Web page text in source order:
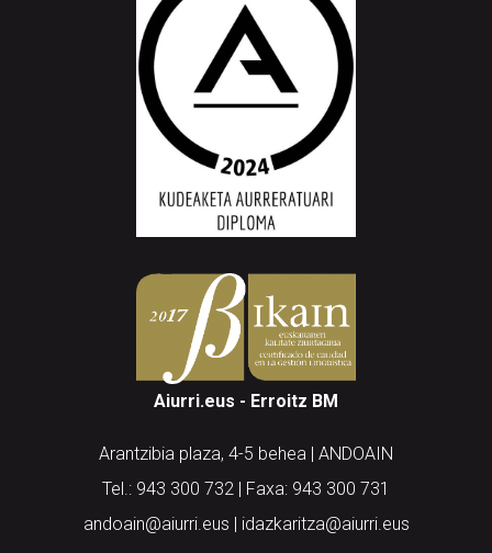
Aiurri.eus - Erroitz BM
Arantzibia plaza, 4-5 behea | ANDOAIN
Tel.: 943 300 732 | Faxa: 943 300 731
andoain@aiurri.eus | idazkaritza@aiurri.eus